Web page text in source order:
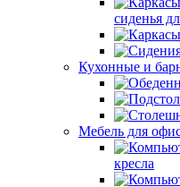
сиденья
Кухонные и
Мебель для
кресла